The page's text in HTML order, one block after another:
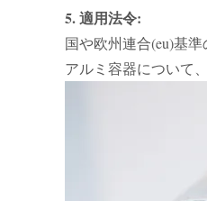
5. 適用法令:
国や欧州連合(eu)基
アルミ容器について